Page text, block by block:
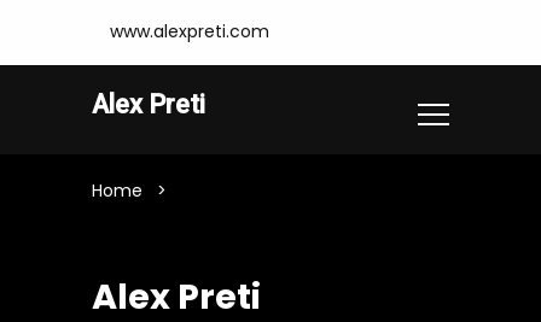
www.alexpreti.com
Alex Preti
Home
Alex Preti